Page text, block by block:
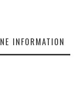
INFORMATION